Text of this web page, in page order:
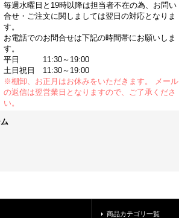
毎週水曜日と19時以降は担当者不在の為、お問い
合せ・ご注文に関しましては翌日の対応となりま
す。
お電話でのお問合せは下記の時間帯にお願いしま
す。
平日 11:30～19:00
土日祝日 11:30～19:00
※棚卸、お正月はお休みをいただきます。 メール
の返信は翌営業日となりますので、ご了承くださ
い。
商品カテゴリ一覧